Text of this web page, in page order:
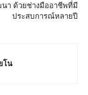
า ด้วยช่างมืออาชีพที่มี
ประสบการณ์หลายปี
โน